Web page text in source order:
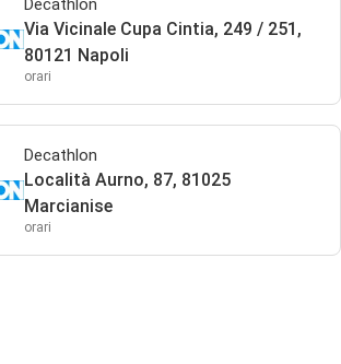
Decathlon
Via Vicinale Cupa Cintia, 249 / 251,
80121 Napoli
orari
Decathlon
Località Aurno, 87, 81025
Marcianise
orari